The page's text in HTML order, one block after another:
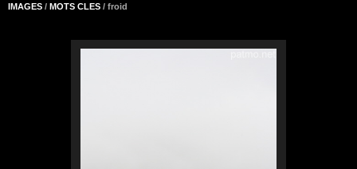
IMAGES / MOTS CLES / froid